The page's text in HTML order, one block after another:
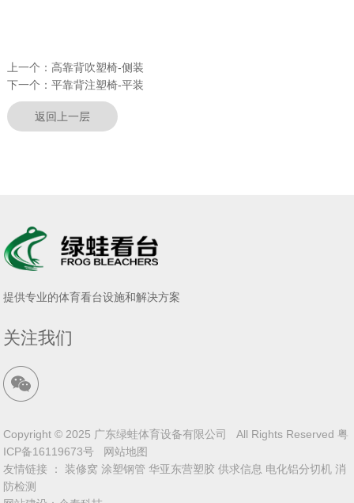
上一个： 高靠背吹塑椅-侧装
下一个： 平靠背注塑椅-平装
返回上一层
提供专业的体育看台设施和解决方案
关注我们
Copyright © 2025 广东绿蛙体育设备有限公司 All Rights Reserved 粤
ICP备16119673号
网站地图
友情链接 ： 装修窝 涂塑钢管 华亚东营塑胶 供求信息 电化铝分切机 消
防检测